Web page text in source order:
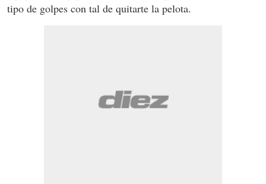
tipo de golpes con tal de quitarte la pelota.